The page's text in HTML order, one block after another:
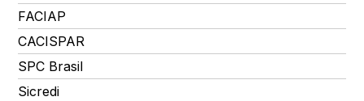
FACIAP
CACISPAR
SPC Brasil
Sicredi